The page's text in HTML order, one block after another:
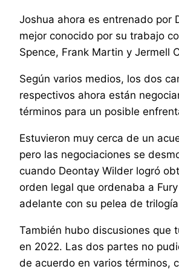
Joshua ahora es entrenado por
mejor conocido por su trabajo
Spence, Frank Martin y Jermell
Según varios medios, los dos
respectivos ahora están
términos para un posible
Estuvieron muy cerca de un
pero las negociaciones se
cuando Deontay Wilder logró
orden legal que ordenaba a
adelante con su pelea de
También hubo discusiones que
en 2022. Las dos partes no
de acuerdo en varios términos,